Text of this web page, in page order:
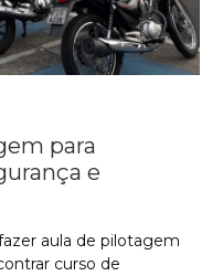
para
e
aula de pilotagem
curso de